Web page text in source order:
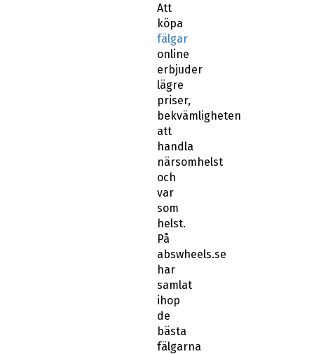
Att
köpa
fälgar
online
erbjuder
lägre
priser,
bekvämligheten
att
handla
närsomhelst
och
var
som
helst.
På
abswheels.se
har
samlat
ihop
de
bästa
fälgarna